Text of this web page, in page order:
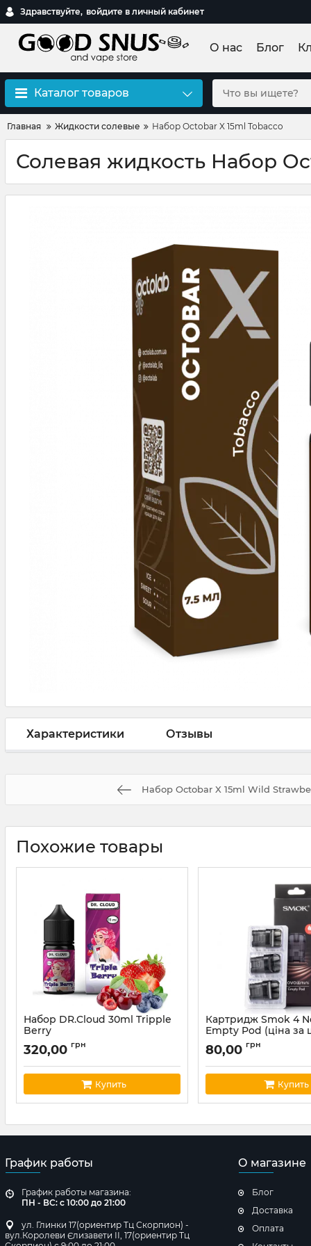
Здравствуйте, войдите в личный кабинет
О нас Блог
Каталог товаров
Главная Жидкости солевые Набор Octobar X 15ml Tobacco
Солевая жидкость Набор
Характеристики Отзывы
Набор Octobar X 15ml Wild
Похожие товары
Набор DR.Cloud 30ml Tripple
Berry
Артикул:cloud06
320,00 грн
Купить
Картридж Smok 4
Empty Pod (ціна за
Артикул: smok10
80,00 грн
Купить
График работы
График работы магазина:
ПН - ВС: с 10:00 до 21:00
ул. Глинки 17(ориентир Тц Скорпион) -
вул.Королеви Єлизавети ІІ, 17(ориентир Тц
О магазине
Блог
Доставка
Оплата